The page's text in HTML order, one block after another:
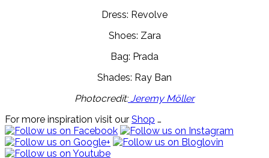
Dress: Revolve
Shoes: Zara
Bag: Prada
Shades: Ray Ban
Photocredit:Jeremy Möller
For more inspiration visit our Shop …